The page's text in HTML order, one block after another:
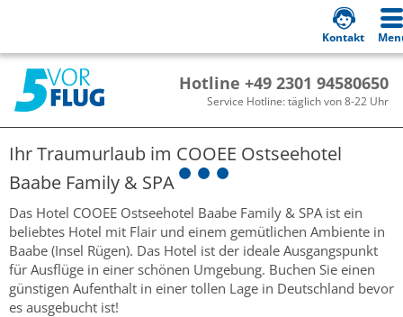
Hotline +49 2301 94580650
Service Hotline: täglich von 8-22 Uhr
Kontakt
Ihr Traumurlaub im COOEE Ostseehotel
Baabe Family & SPA
Das Hotel COOEE Ostseehotel Baabe Family & SPA ist ein
beliebtes Hotel mit Flair und einem gemütlichen Ambiente in
Baabe (Insel Rügen). Das Hotel ist der ideale Ausgangspunkt
für Ausflüge in einer schönen Umgebung. Buchen Sie einen
günstigen Aufenthalt in einer tollen Lage in Deutschland bevor
es ausgebucht ist!